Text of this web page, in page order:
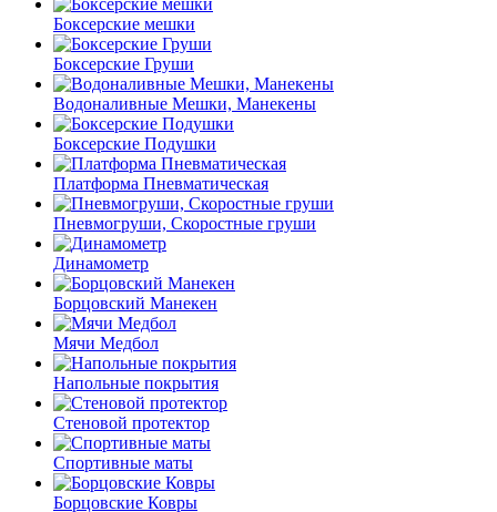
Боксерские мешки
Боксерские Груши
Водоналивные Мешки, Манекены
Боксерские Подушки
Платформа Пневматическая
Пневмогруши, Скоростные груши
Динамометр
Борцовский Манекен
Мячи Медбол
Напольные покрытия
Стеновой протектор
Спортивные маты
Борцовские Ковры